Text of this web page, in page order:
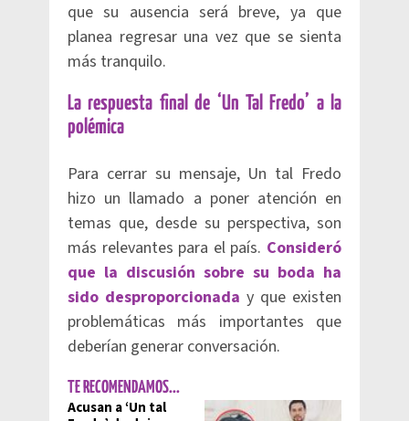
que su ausencia será breve, ya que
planea regresar una vez que se sienta
más tranquilo.
La respuesta final de ‘Un Tal Fredo’ a la
polémica
Para cerrar su mensaje, Un tal Fredo
hizo un llamado a poner atención en
temas que, desde su perspectiva, son
más relevantes para el país. Consideró
que la discusión sobre su boda ha
sido desproporcionada y que existen
problemáticas más importantes que
deberían generar conversación.
TE RECOMENDAMOS...
Acusan a ‘Un tal